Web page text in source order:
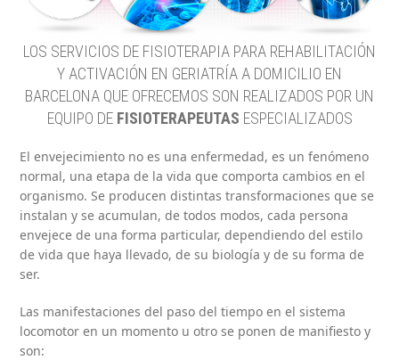
LOS SERVICIOS DE FISIOTERAPIA PARA REHABILITACIÓN
Y ACTIVACIÓN EN GERIATRÍA A DOMICILIO EN
BARCELONA QUE OFRECEMOS SON REALIZADOS POR UN
EQUIPO DE FISIOTERAPEUTAS ESPECIALIZADOS
El envejecimiento no es una enfermedad, es un fenómeno
normal, una etapa de la vida que comporta cambios en el
organismo. Se producen distintas transformaciones que se
instalan y se acumulan, de todos modos, cada persona
envejece de una forma particular, dependiendo del estilo
de vida que haya llevado, de su biología y de su forma de
ser.
Las manifestaciones del paso del tiempo en el sistema
locomotor en un momento u otro se ponen de manifiesto y
son: